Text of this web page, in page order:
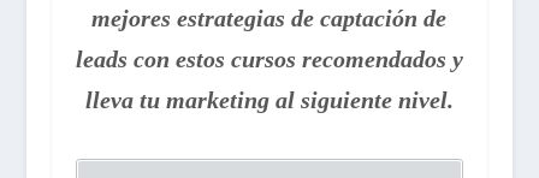
mejores estrategias de captación de
leads con estos cursos recomendados y
lleva tu marketing al siguiente nivel.